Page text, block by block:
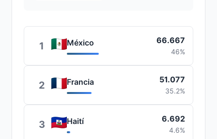
1 México 66.667
46%
2 Francia 51.077
35.2%
3 Haití 6.692
4.6%